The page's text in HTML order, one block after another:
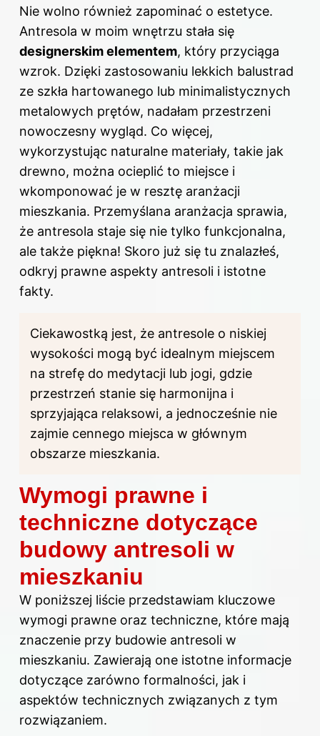
Nie wolno również zapominać o estetyce.
Antresola w moim wnętrzu stała się
designerskim elementem, który przyciąga
wzrok. Dzięki zastosowaniu lekkich balustrad
ze szkła hartowanego lub minimalistycznych
metalowych prętów, nadałam przestrzeni
nowoczesny wygląd. Co więcej,
wykorzystując naturalne materiały, takie jak
drewno, można ocieplić to miejsce i
wkomponować je w resztę aranżacji
mieszkania. Przemyślana aranżacja sprawia,
że antresola staje się nie tylko funkcjonalna,
ale także piękna! Skoro już się tu znalazłeś,
odkryj prawne aspekty antresoli i istotne
fakty.
Ciekawostką jest, że antresole o niskiej
wysokości mogą być idealnym miejscem
na strefę do medytacji lub jogi, gdzie
przestrzeń stanie się harmonijna i
sprzyjająca relaksowi, a jednocześnie nie
zajmie cennego miejsca w głównym
obszarze mieszkania.
Wymogi prawne i
techniczne dotyczące
budowy antresoli w
mieszkaniu
W poniższej liście przedstawiam kluczowe
wymogi prawne oraz techniczne, które mają
znaczenie przy budowie antresoli w
mieszkaniu. Zawierają one istotne informacje
dotyczące zarówno formalności, jak i
aspektów technicznych związanych z tym
rozwiązaniem.